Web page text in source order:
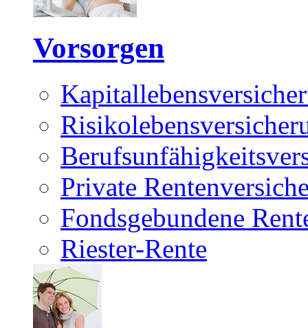
Vorsorgen
Private
Fondsgebundene
Riester-Rente